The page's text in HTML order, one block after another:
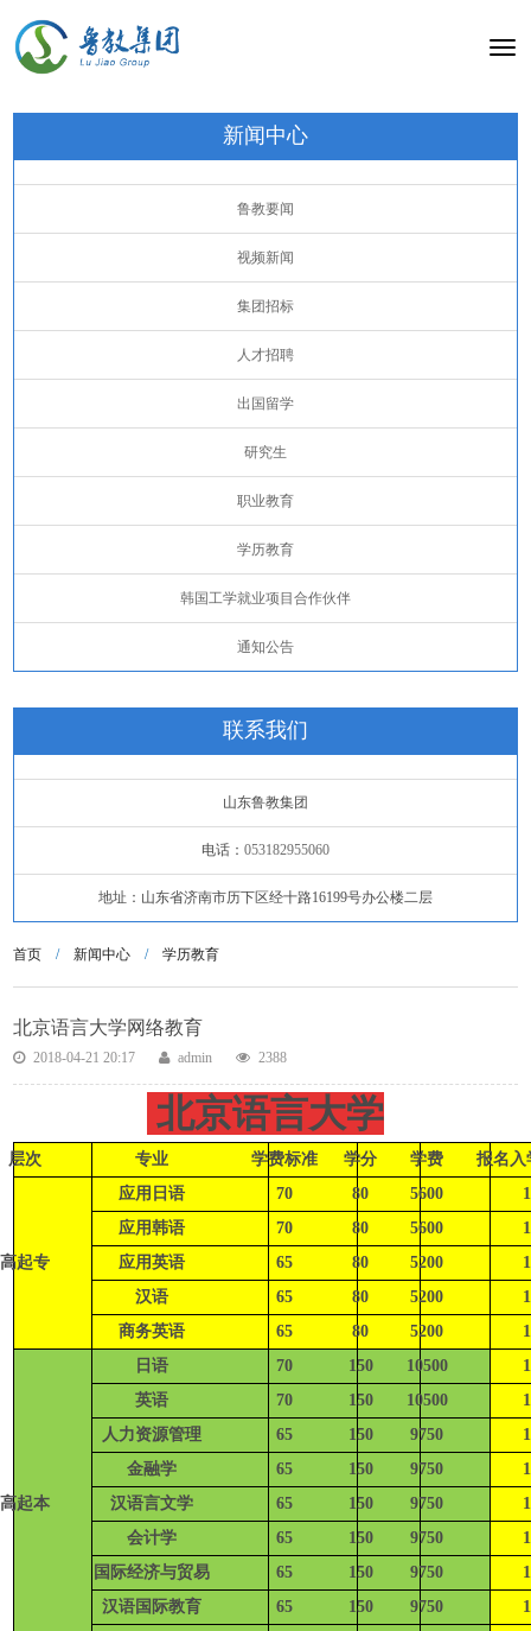
新闻中心
鲁教要闻
视频新闻
集团招标
人才招聘
出国留学
研究生
职业教育
学历教育
韩国工学就业项目合作伙伴
通知公告
联系我们
山东鲁教集团
电话： 053182955060
地址：山东省济南市历下区经十路16199号办公楼二层
首页 /新闻中心 /学历教育
北京语言大学网络教育
2018-04-21 20:17 admin 2388
北京语言大学
层次 专业 学费标准 学分 学费 报名入
高起专
应用日语 70 80 5600
应用韩语
70 80 5600
应用英语
65 80 5200
汉语
65 80 5200
商务英语
65 80 5200
高起本
日语 70 150 10500
英语
70 150 10500
人力资源管理
65 150 9750
金融学
65 150 9750
汉语言文学
65 150 9750
会计学
65 150 9750
国际经济与贸易
65 150 9750
汉语国际教育
65 150 9750